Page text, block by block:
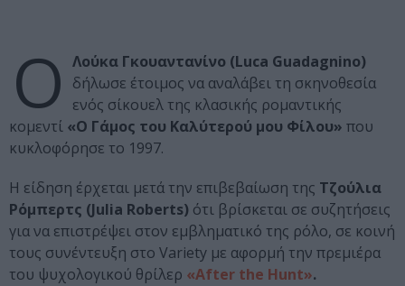
Ο Λούκα Γκουαντανίνο (Luca Guadagnino)
δήλωσε έτοιμος να αναλάβει τη σκηνοθεσία
ενός σίκουελ της κλασικής ρομαντικής
κομεντί «Ο Γάμος του Καλύτερού μου Φίλου» που
κυκλοφόρησε το 1997.
Η είδηση έρχεται μετά την επιβεβαίωση της Τζούλια
Ρόμπερτς (Julia Roberts) ότι βρίσκεται σε συζητήσεις
για να επιστρέψει στον εμβληματικό της ρόλο, σε κοινή
τους συνέντευξη στο Variety με αφορμή την πρεμιέρα
του ψυχολογικού θρίλερ «After the Hunt».